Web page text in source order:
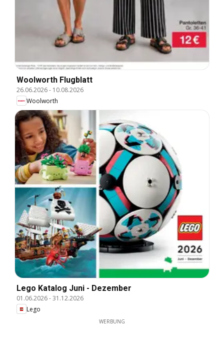
Woolworth Flugblatt
26.06.2026- 10.08.2026
Woolworth
Lego Katalog Juni - Dezember
01.06.2026-31.12.2026
Lego
WERBUNG